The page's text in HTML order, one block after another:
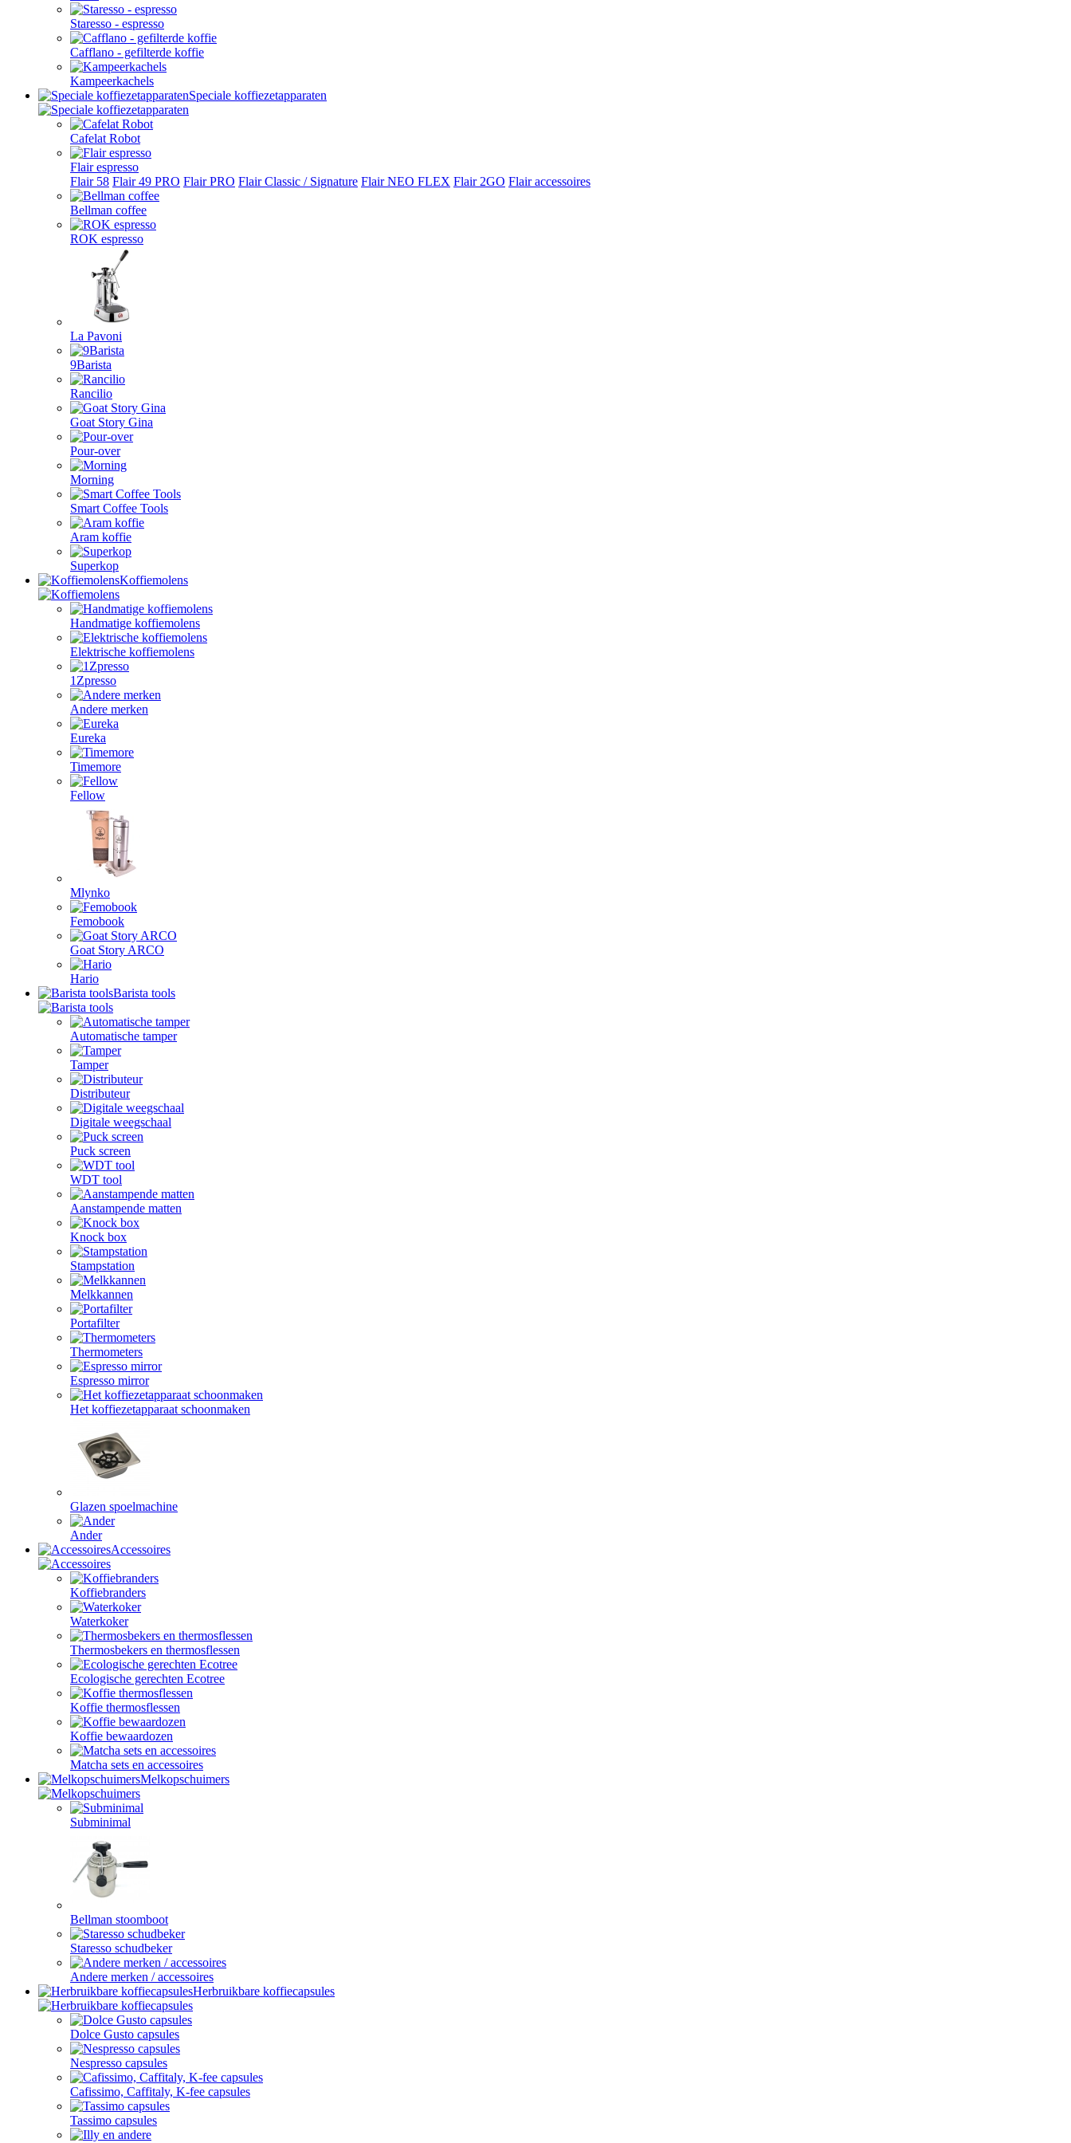
Staresso - espresso
Cafflano - gefilterde koffie
Kampeerkachels
Speciale koffiezetapparaten
Cafelat Robot
Flair espresso
Flair 58 Flair 49 PRO Flair PRO Flair Classic / Signature Flair NEO FLEX Flair 2GO Flair accessoires
Bellman coffee
ROK espresso
La Pavoni
9Barista
Rancilio
Goat Story Gina
Pour-over
Morning
Smart Coffee Tools
Aram koffie
Superkop
Koffiemolens
Handmatige koffiemolens
Elektrische koffiemolens
1Zpresso
Andere merken
Eureka
Timemore
Fellow
Mlynko
Femobook
Goat Story ARCO
Hario
Barista tools
Automatische tamper
Tamper
Distributeur
Digitale weegschaal
Puck screen
WDT tool
Aanstampende matten
Knock box
Stampstation
Melkkannen
Portafilter
Thermometers
Espresso mirror
Het koffiezetapparaat schoonmaken
Glazen spoelmachine
Ander
Accessoires
Koffiebranders
Waterkoker
Thermosbekers en thermosflessen
Ecologische gerechten Ecotree
Koffie thermosflessen
Koffie bewaardozen
Matcha sets en accessoires
Melkopschuimers
Subminimal
Bellman stoomboot
Staresso schudbeker
Andere merken / accessoires
Herbruikbare koffiecapsules
Dolce Gusto capsules
Nespresso capsules
Cafissimo, Caffitaly, K-fee capsules
Tassimo capsules